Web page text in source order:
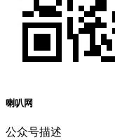
喇叭网
公众号描述